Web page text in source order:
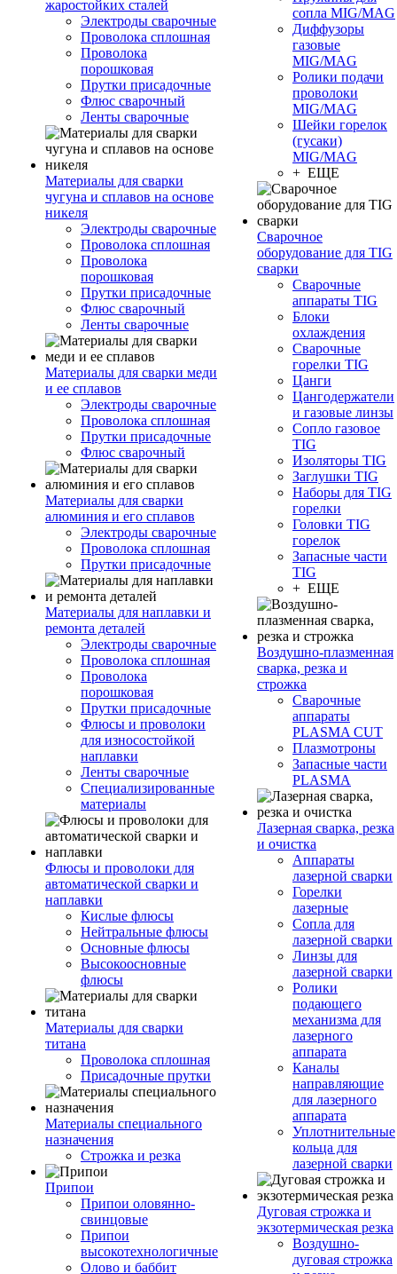
жаростойких сталей
Электроды сварочные
Проволока сплошная
Проволока
порошковая
Прутки присадочные
Флюс сварочный
Ленты сварочные
Материалы для сварки
чугуна и сплавов на основе
никеля
Электроды сварочные
Проволока сплошная
Проволока
порошковая
Прутки присадочные
Флюс сварочный
Ленты сварочные
Материалы для сварки меди
и ее сплавов
Электроды сварочные
Проволока сплошная
Прутки присадочные
Флюс сварочный
Материалы для сварки
алюминия и его сплавов
Электроды сварочные
Проволока сплошная
Прутки присадочные
Материалы для наплавки и
ремонта деталей
Электроды сварочные
Проволока сплошная
Проволока
порошковая
Прутки присадочные
Флюсы и проволоки
для износостойкой
наплавки
Ленты сварочные
Специализированные
материалы
Флюсы и проволоки для
автоматической сварки и
наплавки
Кислые флюсы
Нейтральные флюсы
Основные флюсы
Высокоосновные
флюсы
Материалы для сварки
титана
Проволока сплошная
Присадочные прутки
Материалы специального
назначения
Строжка и резка
Припои
Припои оловянно-
свинцовые
Припои
высокотехнологичные
Олово и баббит
сопла MIG/MAG
Диффузоры
газовые
MIG/MAG
Ролики подачи
проволоки
MIG/MAG
Шейки горелок
(гусаки)
MIG/MAG
+ ЕЩЕ
Сварочное
оборудование для TIG
сварки
Сварочные
аппараты TIG
Блоки
охлаждения
Сварочные
горелки TIG
Цанги
Цангодержатели
и газовые линзы
Сопло газовое
TIG
Изоляторы TIG
Заглушки TIG
Наборы для TIG
горелки
Головки TIG
горелок
Запасные части
TIG
+ ЕЩЕ
Воздушно-плазменная
сварка, резка и
строжка
Сварочные
аппараты
PLASMA CUT
Плазмотроны
Запасные части
PLASMA
Лазерная сварка, резка
и очистка
Аппараты
лазерной сварки
Горелки
лазерные
Сопла для
лазерной сварки
Линзы для
лазерной сварки
Ролики
подающего
механизма для
лазерного
аппарата
Каналы
направляющие
для лазерного
аппарата
Уплотнительные
кольца для
лазерной сварки
Дуговая строжка и
экзотермическая резка
Воздушно-
дуговая строжка